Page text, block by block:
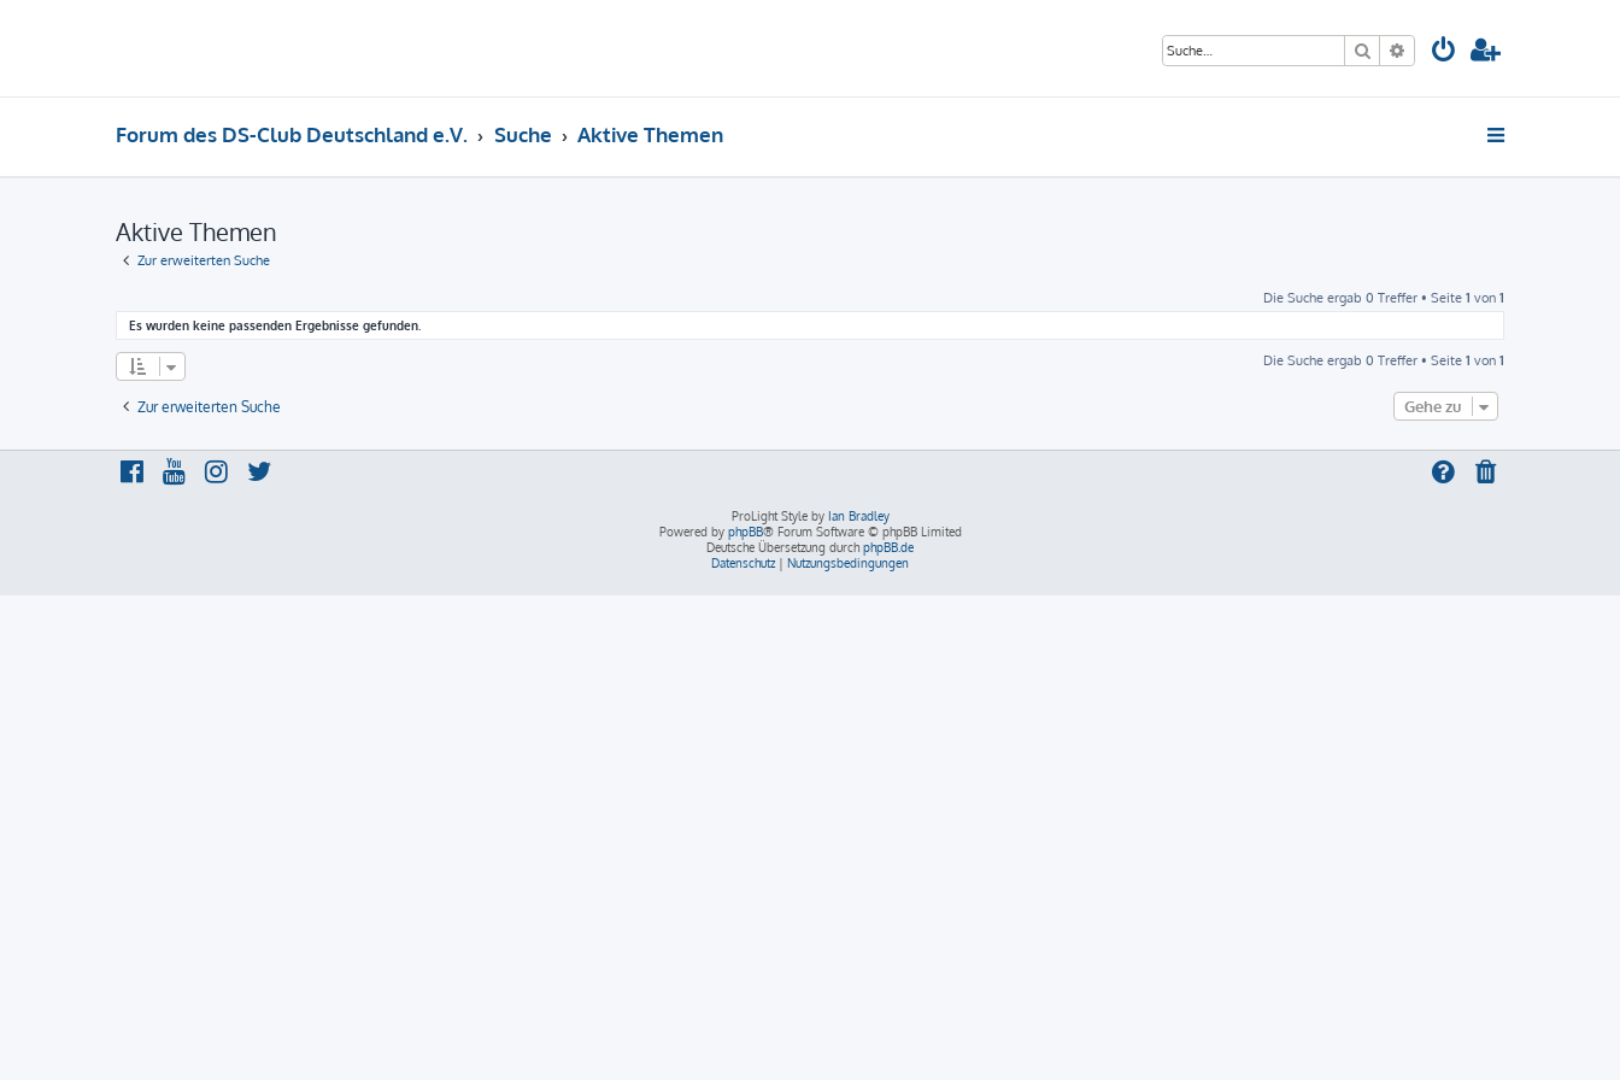
Suche Erweiterte Suche
Forum des DS-Club Deutschland e.V. Suche Aktive Themen
Aktive Themen
Zur erweiterten Suche
Die Suche ergab 0 Treffer • Seite 1 von 1
Es wurden keine passenden Ergebnisse gefunden.
Die Suche ergab 0 Treffer • Seite 1 von 1
Zur erweiterten Suche Gehe zu
ProLight Style by Ian Bradley
Powered by phpBB® Forum Software © phpBB Limited
Deutsche Übersetzung durch phpBB.de
Datenschutz | Nutzungsbedingungen